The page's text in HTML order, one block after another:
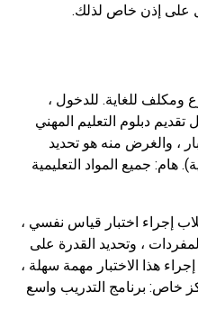
على إذن خاص لذلك.
ومكلف للغاية. للدخول ،
دبلوم التعليم المهني
، والغرض منه هو تحديد
هام: جميع المواد التعليمية
إجراء اختبار قياس نفسي ،
، وتحديد القدرة على
هذا الاختبار مهمة سهلة ،
خاص: برنامج التدريب واسع